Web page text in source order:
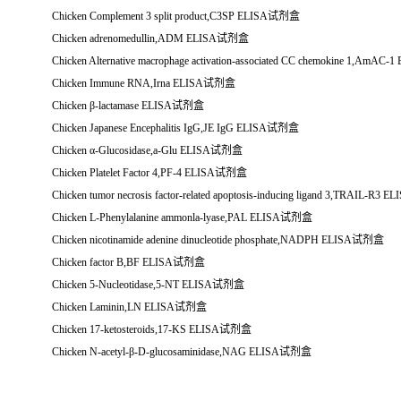
Chicken Complement 3 split product,C3SP ELISA试剂盒
Chicken adrenomedullin,ADM ELISA试剂盒
Chicken Alternative macrophage activation-associated CC chemokine 1,AmAC-1
Chicken Immune RNA,Irna ELISA试剂盒
Chicken β-lactamase ELISA试剂盒
Chicken Japanese Encephalitis IgG,JE IgG ELISA试剂盒
Chicken α-Glucosidase,a-Glu ELISA试剂盒
Chicken Platelet Factor 4,PF-4 ELISA试剂盒
Chicken tumor necrosis factor-related apoptosis-inducing ligand 3,TRAIL-R3
Chicken L-Phenylalanine ammonla-lyase,PAL ELISA试剂盒
Chicken nicotinamide adenine dinucleotide phosphate,NADPH ELISA试剂盒
Chicken factor B,BF ELISA试剂盒
Chicken 5-Nucleotidase,5-NT ELISA试剂盒
Chicken Laminin,LN ELISA试剂盒
Chicken 17-ketosteroids,17-KS ELISA试剂盒
Chicken N-acetyl-β-D-glucosaminidase,NAG ELISA试剂盒